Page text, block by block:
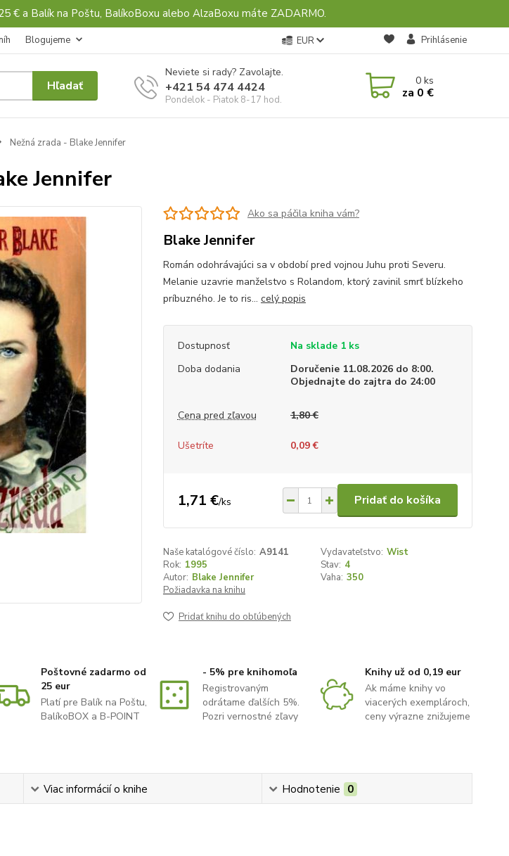
€ a Balík na Poštu, BalíkoBoxu alebo AlzaBoxu máte ZADARMO.
Blogujeme EUR Prihlásenie
Hľadať
Neviete si rady? Zavolajte.
+421 54 474 4424
Pondelok - Piatok 8-17 hod.
0ks
za 0 €
Nežná zrada - Blake Jennifer
Jennifer
Ako sa páčila kniha vám?
Blake Jennifer
Román odohrávajúci sa v období pred vojnou Juhu proti Severu.
Melanie uzavrie manželstvo s Rolandom, ktorý zavinil smrť blízkeho
príbuzného. Je to ris... celý popis
Dostupnosť
Na sklade 1 ks
Doba dodania
Doručenie 11.08.2026 do 8:00.
Objednajte do zajtra do 24:00
Cena pred zľavou 1,80 €
Ušetríte 0,09 €
1,71 €/ks Pridať do košíka
Naše katalógové číslo: A9141 Vydavateľstvo: Wist
Rok: 1995 Stav: 4
Autor: Blake Jennifer Vaha: 350
Požiadavka na knihu
Pridať knihu do obľúbených
Poštovné zadarmo od
25 eur
Platí pre Balík na Poštu,
BalíkoBOX a B-POINT
- 5% pre knihomoľa
Registrovaným
odrátame ďalších 5%.
Pozri vernostné zľavy
Knihy už od 0,19 eur
Ak máme knihy vo
viacerých exemplároch,
ceny výrazne znižujeme
Viac informácií o knihe Hodnotenie 0